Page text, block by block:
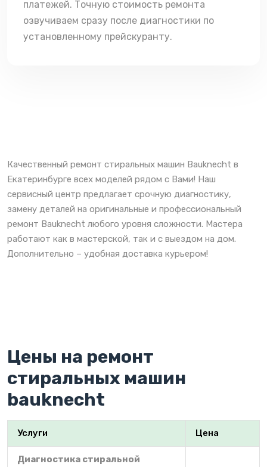
платежей. Точную стоимость ремонта
озвучиваем сразу после диагностики по
установленному прейскуранту.
Качественный ремонт стиральных машин Bauknecht в
Екатеринбурге всех моделей рядом с Вами! Наш
сервисный центр предлагает срочную диагностику,
замену деталей на оригинальные и профессиональный
ремонт Bauknecht любого уровня сложности. Мастера
работают как в мастерской, так и с выездом на дом.
Дополнительно – удобная доставка курьером!
Цены на ремонт
стиральных машин
bauknecht
Услуги Цена
Диагностика стиральной